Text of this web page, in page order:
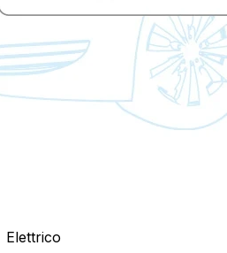
Elettrico